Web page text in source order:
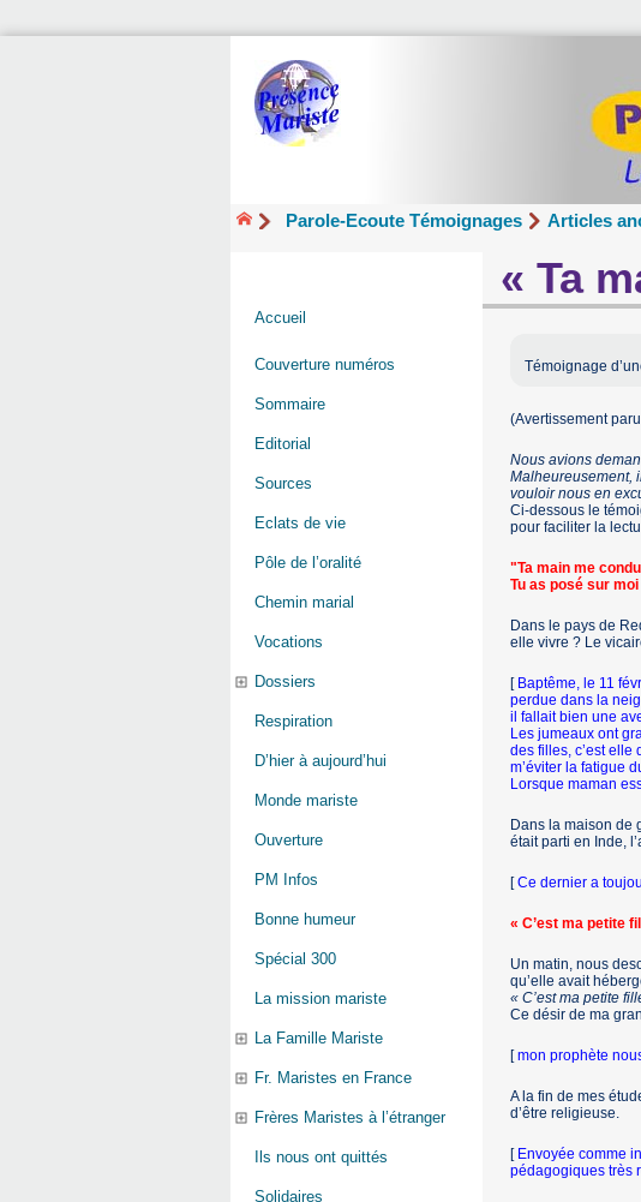
Parole-Ecoute Témoignages Articles
« Ta
Témoignage
(Avertissement
Nous avions
Malheureusement,
vouloir nous en
Ci-dessous le
pour faciliter la
"Ta main me
Tu as posé sur
Dans le pays de
elle vivre ? Le
[ Baptême, le 11
perdue dans la
il fallait bien une
Les jumeaux ont
des filles, c’est
m’éviter la fatigue
Lorsque maman
Dans la maison de
était parti en Inde,
[Ce dernier a
« C’est ma petite
Un matin, nous
qu’elle avait
« C’est ma petite
Ce désir de ma
[mon prophète
A la fin de mes
d’être religieuse.
[Envoyée comme
pédagogiques très
Accueil
Couverture numéros
Sommaire
Editorial
Sources
Eclats de vie
Pôle de l’oralité
Chemin marial
Vocations
Dossiers
Respiration
D’hier à aujourd’hui
Monde mariste
Ouverture
PM Infos
Bonne humeur
Spécial 300
La mission mariste
La Famille Mariste
Fr. Maristes en France
Frères Maristes à l’étranger
Ils nous ont quittés
Solidaires